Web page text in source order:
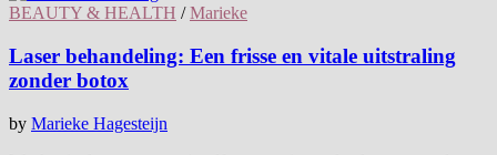
BEAUTY & HEALTH /Marieke
Laser behandeling: Een frisse en vitale uitstraling
zonder botox
by Marieke Hagesteijn